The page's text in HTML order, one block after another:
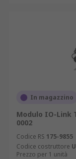
In magazzino
Modulo IO-Link
0002
Codice RS 175-9855
Codice costruttore
Prezzo per 1 unità